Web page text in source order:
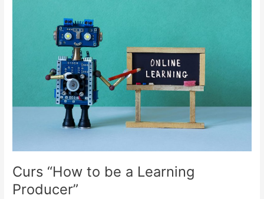
Curs “How to be a Learning
Producer​”
Producer​